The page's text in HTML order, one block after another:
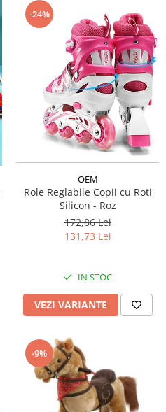
-24%
OEM
Role Reglabile Copii cu Roti
Silicon - Roz
172,86 Lei
131,73 Lei
IN STOC
VEZI VARIANTE
-9%